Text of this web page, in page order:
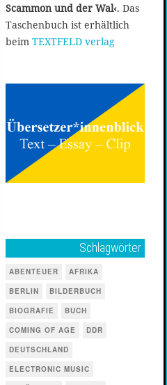
Scammon und der Wal‹. Das
Taschenbuch ist erhältlich
beim TEXTFELD verlag
Schlagwörter
ABENTEUER
AFRIKA
BERLIN
BILDERBUCH
BIOGRAFIE
BUCH
COMING OF AGE
DDR
DEUTSCHLAND
ELECTRONIC MUSIC